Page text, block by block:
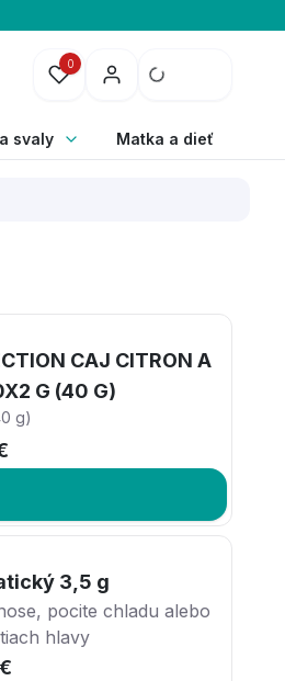
0
svaly Matka a dieťa
CAJ CITRON A
G (40 G)
g)
3,5 g
pocite chladu alebo
hlavy